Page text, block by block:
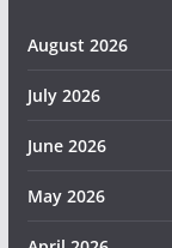
August 2026
July 2026
June 2026
May 2026